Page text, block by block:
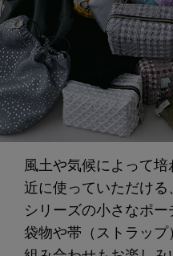
風土や気候によって
近に使っていただけ
シリーズの小さなポ
袋物や帯（ストラッ